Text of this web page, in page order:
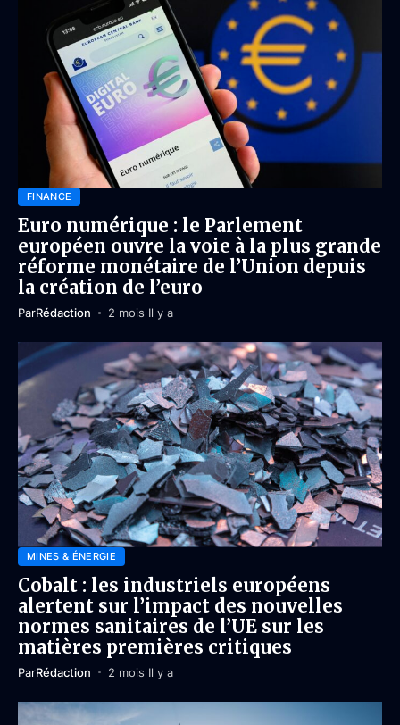
FINANCE
Euro numérique : le Parlement
européen ouvre la voie à la plus grande
réforme monétaire de l’Union depuis
la création de l’euro
ParRédaction 2 mois Il y a
MINES & ÉNERGIE
Cobalt : les industriels européens
alertent sur l’impact des nouvelles
normes sanitaires de l’UE sur les
matières premières critiques
ParRédaction 2 mois Il y a